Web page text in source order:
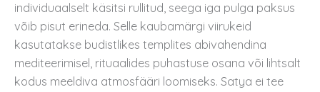
individuaalselt käsitsi rullitud, seega iga pulga paksus
võib pisut erineda. Selle kaubamärgi viirukeid
kasutatakse budistlikes templites abivahendina
mediteerimisel, rituaalides puhastuse osana või lihtsalt
kodus meeldiva atmosfääri loomiseks. Satya ei tee